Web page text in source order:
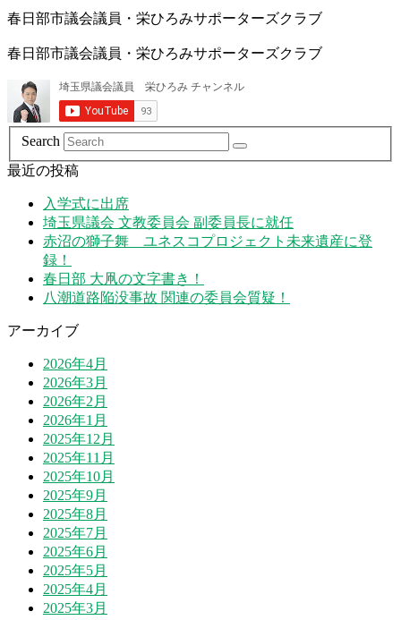
春日部市議会議員・栄ひろみサポーターズクラブ
春日部市議会議員・栄ひろみサポーターズクラブ
Search
最近の投稿
入学式に出席
埼玉県議会 文教委員会 副委員長に就任
赤沼の獅子舞 ユネスコプロジェクト未来遺産に登
録！
春日部 大凧の文字書き！
八潮道路陥没事故 関連の委員会質疑！
アーカイブ
2026年4月
2026年3月
2026年2月
2026年1月
2025年12月
2025年11月
2025年10月
2025年9月
2025年8月
2025年7月
2025年6月
2025年5月
2025年4月
2025年3月